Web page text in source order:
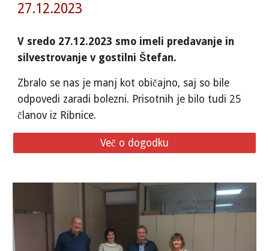
27.12.2023
V sredo 27.12.2023 smo imeli predavanje in
silvestrovanje v gostilni Štefan.
Zbralo se nas je manj kot običajno, saj so bile
odpovedi zaradi bolezni. Prisotnih je bilo tudi 25
članov iz Ribnice.
Več o dogodku